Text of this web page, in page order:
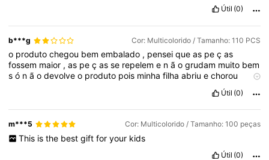
Útil (0)
b***g Cor: Multicolorido / Tamanho: 110 PCS
o produtochegou bemembalado , penseiqueas peças
fossem maior ,as peçasse repeleme nãogrudam muito bem
só nãodevolveo produto pois minhafilhaabriuechorou
magn
comesses n
ãoconseguimosmontarmuitascoisaspoisrealmenterepelee
ã oficaem pe
Útil (0)
m***5 Cor: Multicolorido / Tamanho: 100 peças
This is the best gift for your kids
Útil (0)